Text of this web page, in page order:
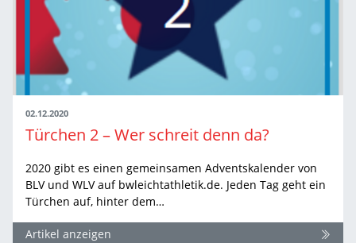
02.12.2020
Türchen 2 – Wer schreit denn da?
2020 gibt es einen gemeinsamen Adventskalender von
BLV und WLV auf bwleichtathletik.de. Jeden Tag geht ein
Türchen auf, hinter dem…
Artikel anzeigen